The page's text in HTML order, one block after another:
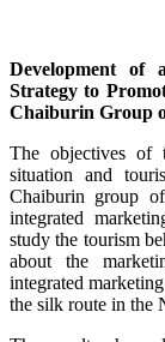
Development of
Strategy to
Chaiburin Group
The objectives of
situation and
Chaiburin group
integrated
study the tourism
about the
integrated
the silk route in the